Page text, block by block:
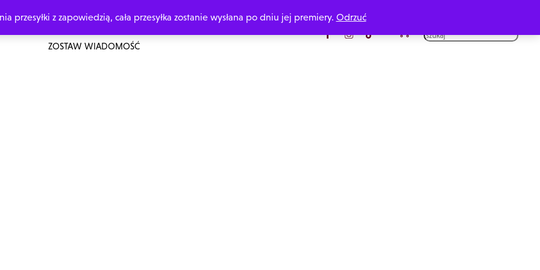
przesyłki z zapowiedzią, cała przesyłka zostanie wysłana po dniu jej premiery. Odrzuć
O MNIE ZAMÓW Z DEDYKACJĄ MOJE KSIĄŻKI
ZOSTAW WIADOMOŚĆ